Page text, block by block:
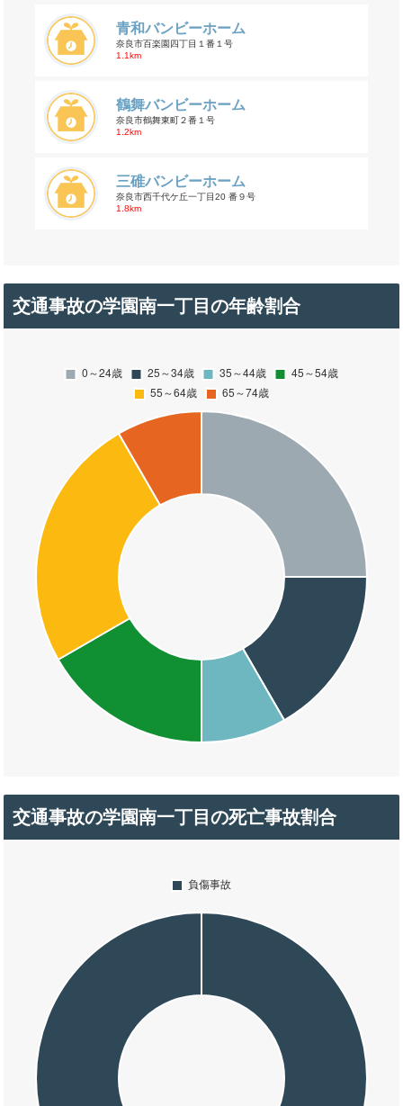
青和バンビーホーム
奈良市百楽園四丁目１番１号
1.1km
鶴舞バンビーホーム
奈良市鶴舞東町２番１号
1.2km
三碓バンビーホーム
奈良市西千代ケ丘一丁目20 番９号
1.8km
交通事故の学園南一丁目の年齢割合
交通事故の学園南一丁目の死亡事故割合